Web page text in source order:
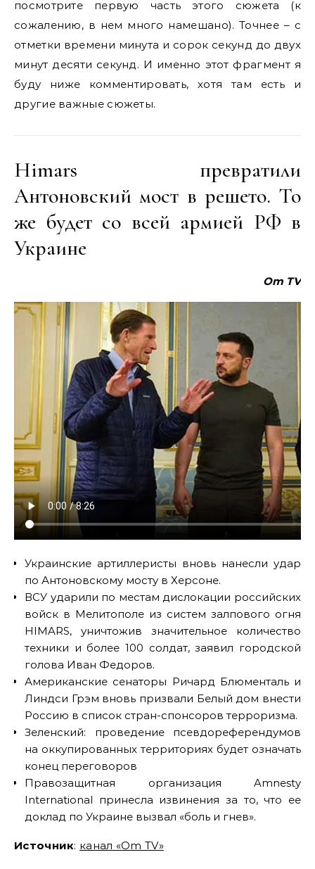
посмотрите первую часть этого сюжета (к
сожалению, в нем много намешано). Точнее – с
отметки времени минута и сорок секунд до двух
минут десяти секунд. И именно этот фрагмент я
буду ниже комментировать, хотя там есть и
другие важные сюжеты.
Himars превратили
Антоновский мост в решето. То
же будет со всей армией РФ в
Украине
Om TV
Украинские артиллеристы вновь нанесли удар
по Антоновскому мосту в Херсоне.
ВСУ ударили по местам дислокации российских
войск в Мелитополе из систем залпового огня
HIMARS, уничтожив значительное количество
техники и более 100 солдат, заявил городской
голова Иван Федоров.
Американские сенаторы Ричард Блюменталь и
Линдси Грэм вновь призвали Белый дом внести
Россию в список стран-спонсоров терроризма.
Зеленский: проведение псевдореферендумов
на оккупированных территориях будет означать
конец переговоров
Правозащитная организация Amnesty
International принесла извинения за то, что ее
доклад по Украине вызвал «боль и гнев».
Источник: канал «Om TV»